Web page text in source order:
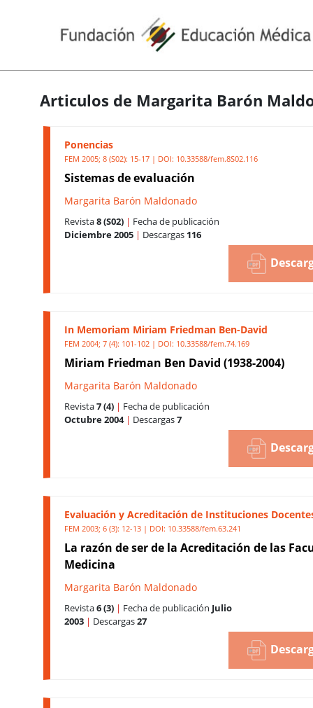
Articulos de Margarita Barón
Ponencias
FEM 2005; 8 (S02): 15-17 | DOI: 10.33588/fem.8S02.116
Sistemas de evaluación
Margarita Barón Maldonado
Revista8 (S02) | Fecha de publicación
Diciembre 2005 | Descargas 116
In Memoriam Miriam Friedman Ben-David
FEM 2004; 7 (4): 101-102 | DOI: 10.33588/fem.74.169
Miriam Friedman Ben David (1938-2004)
Margarita Barón Maldonado
Revista7 (4) | Fecha de publicación
Octubre 2004 | Descargas7
Evaluación y Acreditación de Instituciones
FEM 2003; 6 (3): 12-13 | DOI: 10.33588/fem.63.241
La razón de ser de la Acreditación de las
Medicina
Margarita Barón Maldonado
Revista6 (3) | Fecha de publicación Julio
2003 | Descargas27